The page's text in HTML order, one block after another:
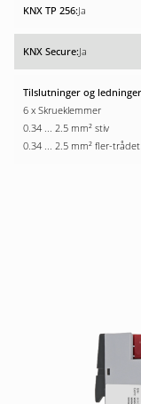
Ja
Ja
6 x Skrueklemmer
0.34 ... 2.5 mm² stiv
0.34 ... 2.5 mm² fler-trådet